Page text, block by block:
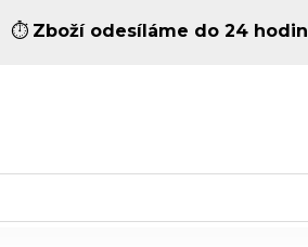
⏱️ Zboží odesíláme do 24 hodin